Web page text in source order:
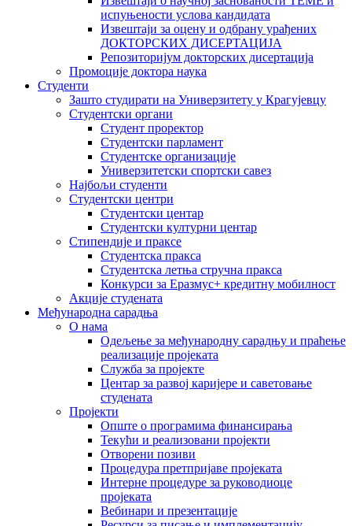
испуњености услова кандидата
Извештаји за оцену и одбрану урађених
ДОКТОРСКИХ ДИСЕРТАЦИЈА
Репозиторијум докторских дисертација
Промоције доктора наука
Студенти
Зашто студирати на Универзитету у Крагујевцу
Студентски органи
Студент проректор
Студентски парламент
Студентске организације
Универзитетски спортски савез
Најбољи студенти
Студентски центри
Студентски центар
Студентски културни центар
Стипендије и праксе
Студентска пракса
Студентска летња стручна пракса
Конкурси за Еразмус+ кредитну мобилност
Акције студената
Међународна сарадња
О нама
Одељење за међународну сарадњу и праћење
реализације пројеката
Служба за пројекте
Центар за развој каријере и саветовање
студената
Пројекти
Опште о програмима финансирања
Текући и реализовани пројекти
Отворени позиви
Процедура претпријаве пројеката
Интерне процедуре за руководиоце
пројеката
Вебинари и презентације